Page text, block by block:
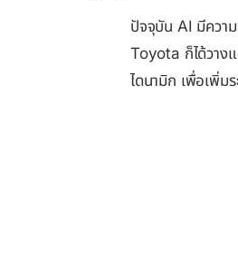
ปัจจุบัน AI มีควา
Toyota ก็ได้วาง
ไดนามิก เพื่อเพิ่ม